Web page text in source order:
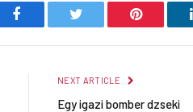
Facebook Twitter Pinterest
NEXT ARTICLE
Egy igazi bomber dzseki